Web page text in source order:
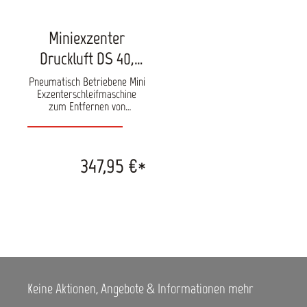
Miniexzenter
Druckluft DS 40,
3mm Hub
Pneumatisch Betriebene Mini
Exzenterschleifmaschine
zum Entfernen von
Verschmutzungen und
Lackschicht. Technische347,95 €*
Keine Aktionen, Angebote & Informationen mehr